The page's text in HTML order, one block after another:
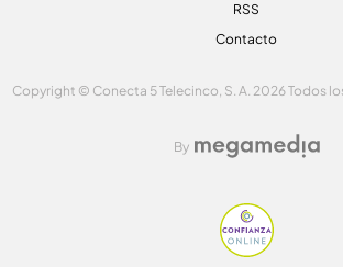
RSS
Contacto
Copyright © Conecta 5 Telecinco, S. A. 2026 Todos
By